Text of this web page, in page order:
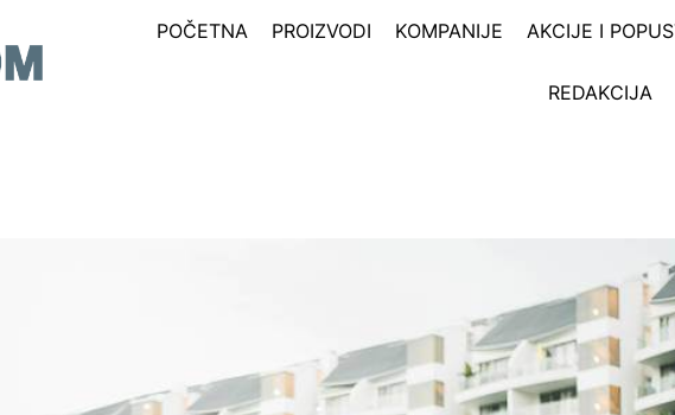
POČETNA PROIZVODI KOMPANIJE AKCIJE I
REDAKCIJA